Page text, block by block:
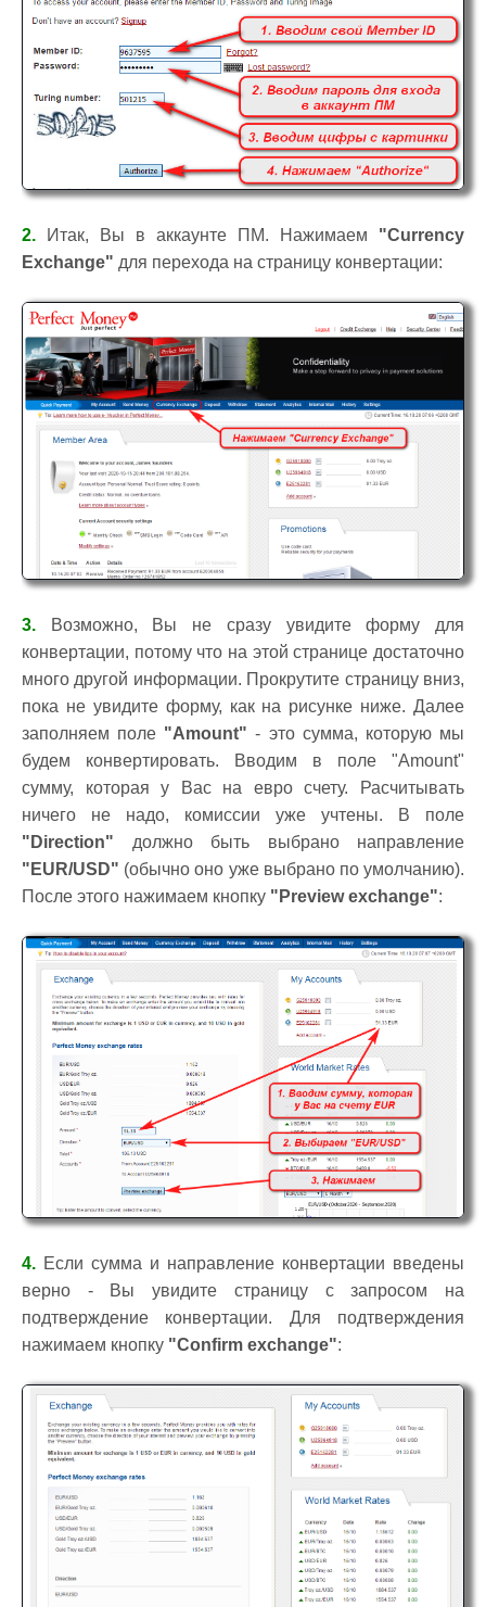
2. Итак, Вы в аккаунте ПМ. Нажимаем "Currency
Exchange" для перехода на страницу конвертации:
3. Возможно, Вы не сразу увидите форму для
конвертации, потому что на этой странице достаточно
много другой информации. Прокрутите страницу вниз,
пока не увидите форму, как на рисунке ниже. Далее
заполняем поле "Amount" - это сумма, которую мы
будем конвертировать. Вводим в поле "Amount"
сумму, которая у Вас на евро счету. Расчитывать
ничего не надо, комиссии уже учтены. В поле
"Direction" должно быть выбрано направление
"EUR/USD" (обычно оно уже выбрано по умолчанию).
После этого нажимаем кнопку "Preview exchange":
4. Если сумма и направление конвертации введены
верно - Вы увидите страницу с запросом на
подтверждение конвертации. Для подтверждения
нажимаем кнопку "Confirm exchange":